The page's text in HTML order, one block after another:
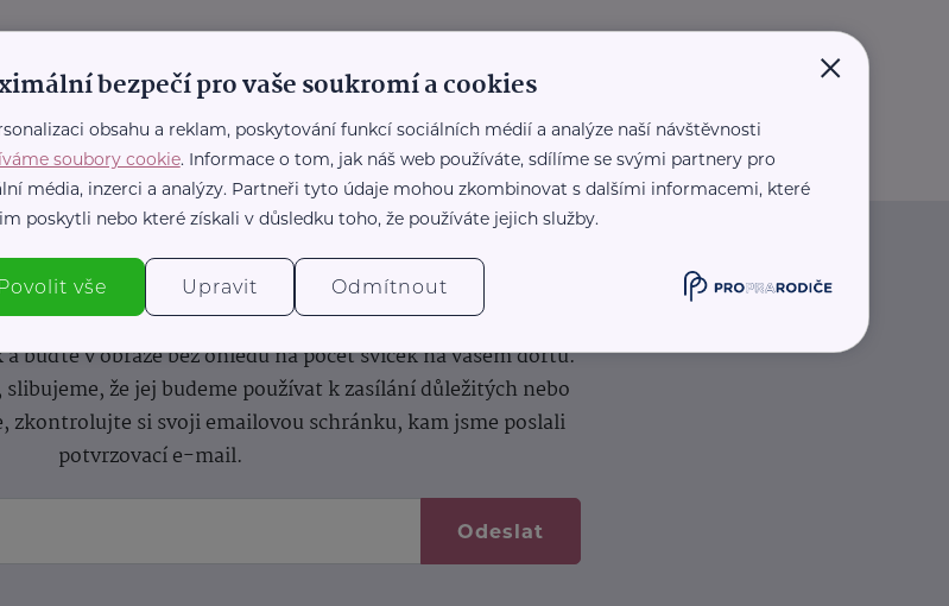
(nejen)pro prarodiče
buďte v obraze bez ohledu na počet svíček na vašem dortu.
že jej budeme používat k zasílání důležitých nebo
zkontrolujte si svoji emailovou schránku, kam jsme poslali
potvrzovací e-mail.
Odeslat
×
bezpečí pro vaše soukromí a cookies
obsahu a reklam, poskytování funkcí sociálních médií a analýze naší návštěvnosti
soubory cookie. Informace o tom, jak náš web používáte, sdílíme se svými partnery pro
média, inzerci a analýzy. Partneři tyto údaje mohou zkombinovat s dalšími informacemi, které
poskytli nebo které získali v důsledku toho, že používáte jejich služby.
Povolit vše Upravit Odmítnout